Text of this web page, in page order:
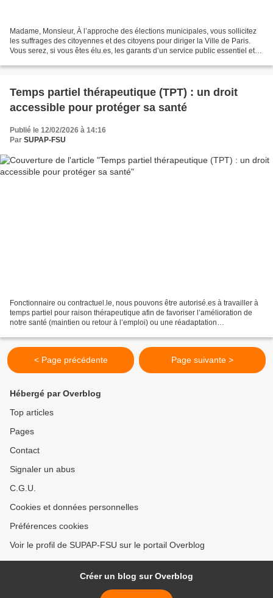
Madame, Monsieur, À l’approche des élections municipales, vous sollicitez
les suffrages des citoyennes et des citoyens pour diriger la Ville de Paris.
Vous serez, si vous êtes élu.es, les garants d’un service public essentiel et
Temps partiel thérapeutique (TPT) : un droit
accessible pour protéger sa santé
Publié le 12/02/2026 à 14:16
Par SUPAP-FSU
Fonctionnaire ou contractuel.le, nous pouvons être autorisé.es à travailler à
temps partiel pour raison thérapeutique afin de favoriser l’amélioration de
notre santé (maintien ou retour à l’emploi) ou une réadaptation
< Page précédente Page suivante >
Hébergé par Overblog
Top articles
Pages
Contact
Signaler un abus
C.G.U.
Cookies et données personnelles
Préférences cookies
Voir le profil de SUPAP-FSU sur le portail Overblog
Créer un blog sur Overblog